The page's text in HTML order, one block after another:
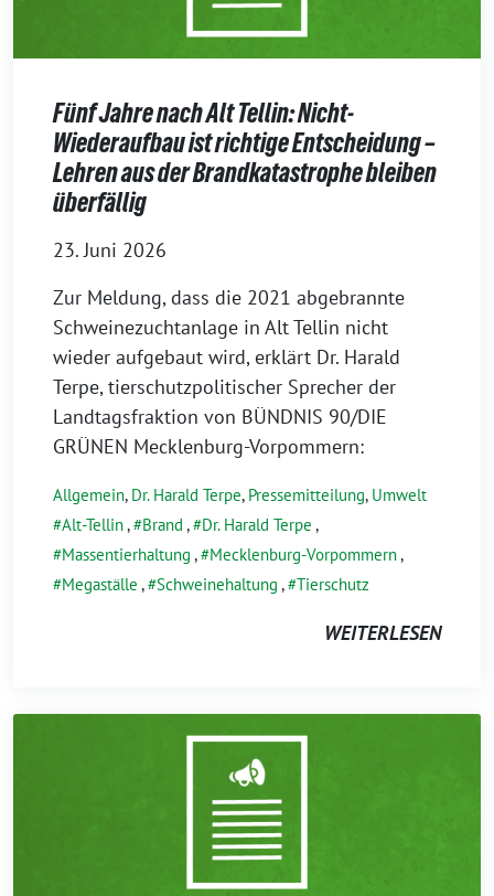
Fünf Jahre nach Alt Tellin: Nicht-
Wiederaufbau ist richtige Entscheidung –
Lehren aus der Brandkatastrophe bleiben
überfällig
23. Juni 2026
Zur Meldung, dass die 2021 abgebrannte
Schweinezuchtanlage in Alt Tellin nicht
wieder aufgebaut wird, erklärt Dr. Harald
Terpe, tierschutzpolitischer Sprecher der
Landtagsfraktion von BÜNDNIS 90/DIE
GRÜNEN Mecklenburg-Vorpommern:
Allgemein, Dr. Harald Terpe, Pressemitteilung, Umwelt
Alt-Tellin, Brand , Dr. Harald Terpe ,
Massentierhaltung , Mecklenburg-Vorpommern,
Megaställe , Schweinehaltung , Tierschutz
WEITERLESEN